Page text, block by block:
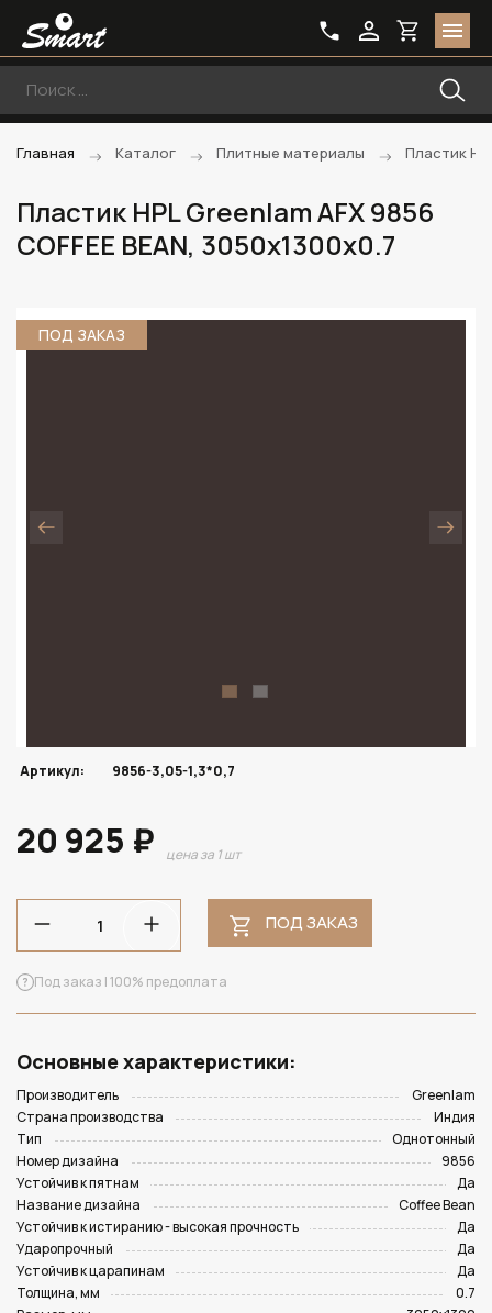
Главная Каталог Плитные материалы Пластик
Пластик HPL Greenlam AFX 9856
COFFEE BEAN, 3050х1300х0.7
ПОД ЗАКАЗ
Артикул: 9856-3,05-1,3*0,7
20 925 ₽ цена за 1 шт
ПОД ЗАКАЗ
Под заказ | 100% предоплата
Основные характеристики:
Производитель
Greenlam
Страна производства
Индия
Тип
Однотонный
Номер дизайна
9856
Устойчив к пятнам
Да
Название дизайна
Coffee Bean
Устойчив к истиранию - высокая прочность
Да
Ударопрочный
Да
Устойчив к царапинам
Да
Толщина, мм
0.7